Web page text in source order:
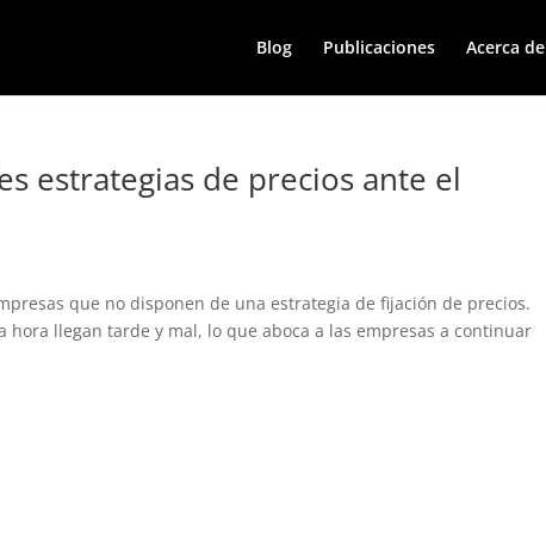
Blog Publicaciones Acerca de
estrategias de precios ante el
que no disponen de una estrategia de fijación de precios.
hora llegan tarde y mal, lo que aboca a las empresas a continuar